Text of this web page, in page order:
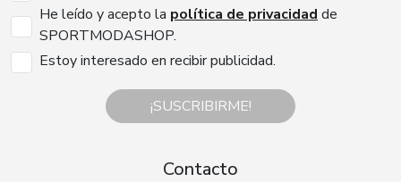
He leído y acepto la política de privacidad de
SPORTMODASHOP.
Estoy interesado en recibir publicidad.
¡SUSCRIBIRME!
Contacto